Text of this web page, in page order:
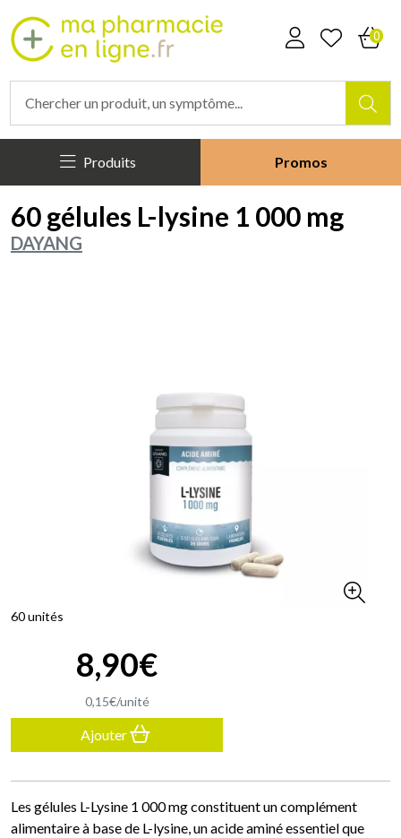
0
Produits Promos
60 gélules L-lysine 1 000 mg
DAYANG
60 unités
8,90€
0,15€/unité
Ajouter
Les gélules L-Lysine 1 000 mg constituent un complément
alimentaire à base de L-lysine, un acide aminé essentiel que